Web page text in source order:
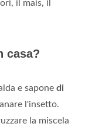
il mais, il
casa?
e sapone di
l'insetto.
la miscela